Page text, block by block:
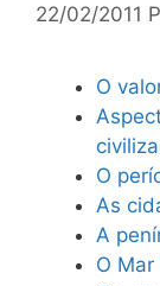
22/02/2011
O
O
As
A
O Mar